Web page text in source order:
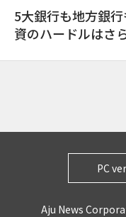
5大銀行も地方銀
資のハードルはさ
PC ver
Aju News